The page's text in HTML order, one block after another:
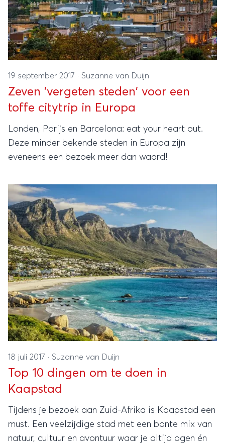
19 september 2017 · Suzanne van Duijn
Zeven 'vergeten steden' voor een
toffe citytrip in Europa
Londen, Parijs en Barcelona: eat your heart out.
Deze minder bekende steden in Europa zijn
eveneens een bezoek meer dan waard!
18 juli 2017 · Suzanne van Duijn
Top 10 dingen om te doen in
Kaapstad
Tijdens je bezoek aan Zuid-Afrika is Kaapstad een
must. Een veelzijdige stad met een bonte mix van
natuur, cultuur en avontuur waar je altijd ogen én